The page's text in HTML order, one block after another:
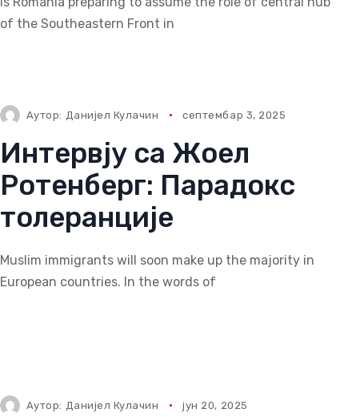
of the Southeastern Front in
Аутор: Данијел Кулачин септембар 3, 2025
Интервју са Жоел
Ротенберг: Парадокс
толеранције
Muslim immigrants will soon make up the majority in
European countries. In the words of
Аутор: Данијел Кулачин јун 20, 2025